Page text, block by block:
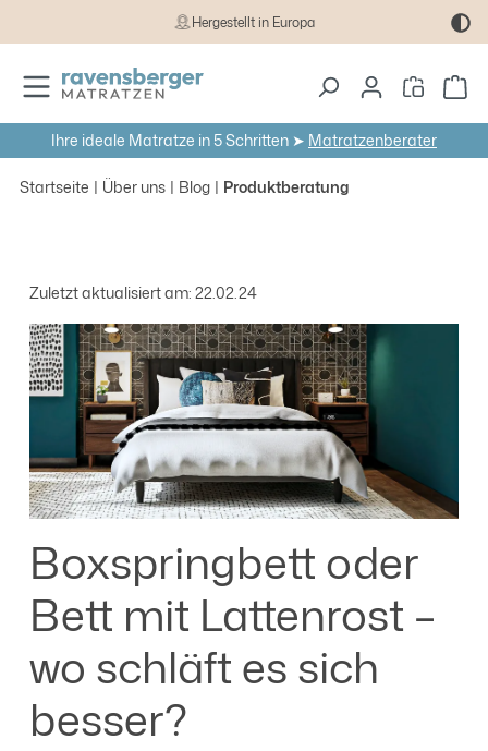
Zum Hauptinhalt springenHergestellt in Europa
Ihre ideale Matratze in 5 Schritten ➤ Matratzenberater
Startseite Über uns Blog Produktberatung
Zuletzt aktualisiert am: 22.02.24
Boxspringbett oder
Bett mit Lattenrost –
wo schläft es sich
besser?